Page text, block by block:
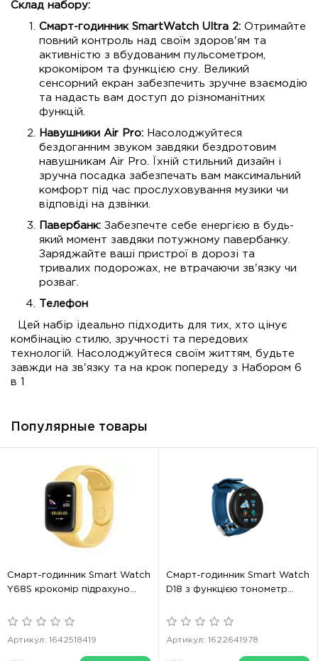
Склад набору:
Смарт-годинник SmartWatch Ultra 2: Отримайте
повний контроль над своїм здоров'ям та
активністю з вбудованим пульсометром,
крокоміром та функцією сну. Великий
сенсорний екран забезпечить зручне взаємодію
та надасть вам доступ до різноманітних
функцій.
Навушники Air Pro: Насолоджуйтеся
бездоганним звуком завдяки бездротовим
навушникам Air Pro. Їхній стильний дизайн і
зручна посадка забезпечать вам максимальний
комфорт під час прослуховування музики чи
відповіді на дзвінки.
Павербанк: Забезпечте себе енергією в будь-
який момент завдяки потужному павербанку.
Заряджайте ваші пристрої в дорозі та
тривалих подорожах, не втрачаючи зв'язку чи
розваг.
Телефон
Цей набір ідеально підходить для тих, хто цінує
комбінацію стилю, зручності та передових
технологій. Насолоджуйтеся своїм життям, будьте
завжди на зв'язку та на крок попереду з Набором 6
в 1
Популярные товары
Смарт-годинник Smart Watch
Y68S крокомір підрахуно...
Артикул: 1642518419
Смарт-годинник Smart Watch
D18 з функцією тонометр...
Артикул: 1622641978